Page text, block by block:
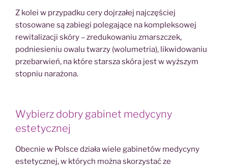
Z kolei w przypadku cery dojrzałej najczęściej
stosowane są zabiegi polegające na kompleksowej
rewitalizacji skóry – zredukowaniu zmarszczek,
podniesieniu owalu twarzy (wolumetria), likwidowaniu
przebarwień, na które starsza skóra jest w wyższym
stopniu narażona.
Wybierz dobry gabinet medycyny
estetycznej
Obecnie w Polsce działa wiele gabinetów medycyny
estetycznej, w których można skorzystać ze